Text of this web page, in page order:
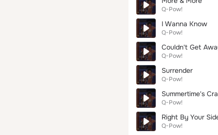
Q-Pow!
I Wanna Know
Q-Pow!
Couldn't Get
Q-Pow!
Surrender
Q-Pow!
Summertime's
Q-Pow!
Right By Your
Q-Pow!